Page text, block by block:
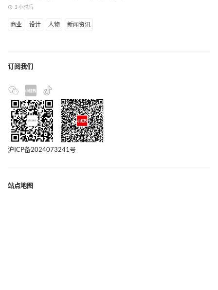
access_time 3 小时后
商业 设计 人物 新闻资讯
订阅我们
沪ICP备2024073241号
站点地图